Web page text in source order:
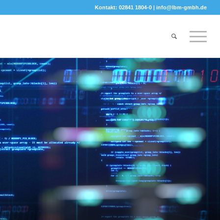
Kontakt: 02841 1804-0 |info@lbm-gmbh.de